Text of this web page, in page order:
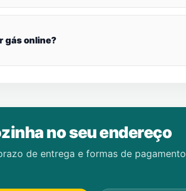
gás online?
no seu endereço
de entrega e formas de